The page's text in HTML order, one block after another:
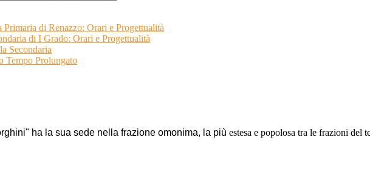
Primaria di Renazzo: Orari e Progettualità
di I Grado: Orari e Progettualità
Secondaria
Tempo Prolungato
ha la sua sede nella frazione omonima, la più estesa e popolosa tra le frazioni del